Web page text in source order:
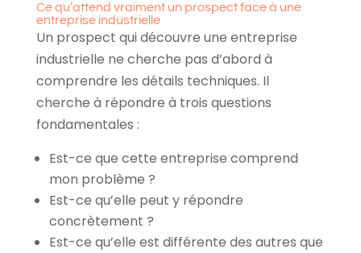
Ce qu’attend vraiment un prospect face à une
entreprise industrielle
Un prospect qui découvre une entreprise
industrielle ne cherche pas d’abord à
comprendre les détails techniques. Il
cherche à répondre à trois questions
fondamentales :
Est-ce que cette entreprise comprend
mon problème ?
Est-ce qu’elle peut y répondre
concrètement ?
Est-ce qu’elle est différente des autres que